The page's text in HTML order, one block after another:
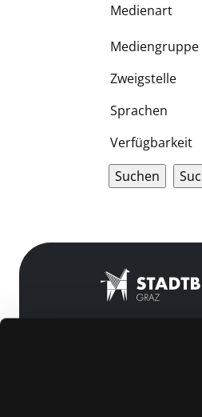
Medienart
Mediengruppe
Zweigstelle
Sprachen
Verfügbarkeit